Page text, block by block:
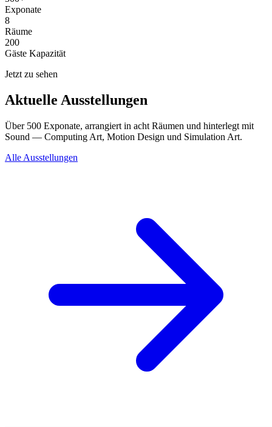
Exponate
8
Räume
200
Gäste Kapazität
Jetzt zu sehen
Aktuelle Ausstellungen
Über 500 Exponate, arrangiert in acht Räumen und hinterlegt mit
Sound — Computing Art, Motion Design und Simulation Art.
Alle Ausstellungen